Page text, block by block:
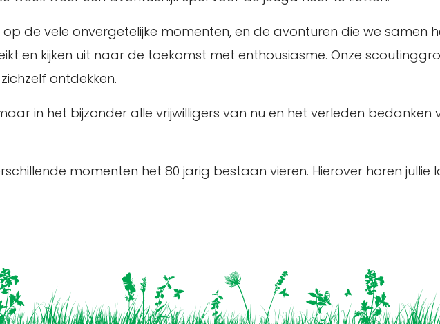
op de vele onvergetelijke momenten, en de avonturen die we samen
en kijken uit naar de toekomst met enthousiasme. Onze
ontdekken.
in het bijzonder alle vrijwilligers van nu en het verleden bedanken
momenten het 80 jarig bestaan vieren. Hierover horen jullie